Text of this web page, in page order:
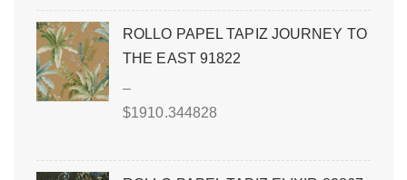
ROLLO PAPEL TAPIZ JOURNEY TO
THE EAST 91822
–
$1910.344828